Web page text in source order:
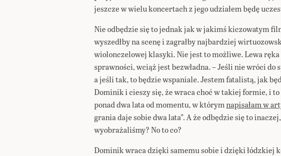
jeszcze w wielu koncertach z jego udziałem będę
Nie odbędzie się to jednak jak w jakimś kiczowatym
wyszedłby na scenę i zagrałby najbardziej
wiolonczelowej klasyki. Nie jest to możliwe. Lewa ręka
sprawności, wciąż jest bezwładna. – Jeśli nie wróci do
a jeśli tak, to będzie wspaniale. Jestem fatalistą, jak
Dominik i cieszy się, że wraca choć w takiej formie, i
ponad dwa lata od momentu, w którymnapisałam w
grania daje sobie dwa lata”. A że odbędzie się to
wyobrażaliśmy? No to co?
Dominik wraca dzięki samemu sobie i dzięki łódzkiej